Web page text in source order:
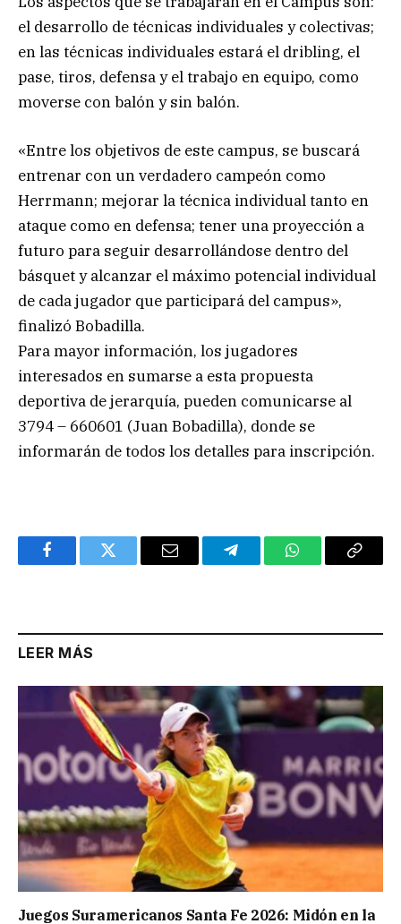
el desarrollo de técnicas individuales y colectivas;
en las técnicas individuales estará el dribling, el
pase, tiros, defensa y el trabajo en equipo, como
moverse con balón y sin balón.
«Entre los objetivos de este campus, se buscará
entrenar con un verdadero campeón como
Herrmann; mejorar la técnica individual tanto en
ataque como en defensa; tener una proyección a
futuro para seguir desarrollándose dentro del
básquet y alcanzar el máximo potencial individual
de cada jugador que participará del campus»,
finalizó Bobadilla.
Para mayor información, los jugadores
interesados en sumarse a esta propuesta
deportiva de jerarquía, pueden comunicarse al
3794 – 660601 (Juan Bobadilla), donde se
informarán de todos los detalles para inscripción.
FacebookTwitter Email TelegramWhatsAppCopy
LEER MÁS
Juegos Suramericanos Santa Fe 2026: Midón en la